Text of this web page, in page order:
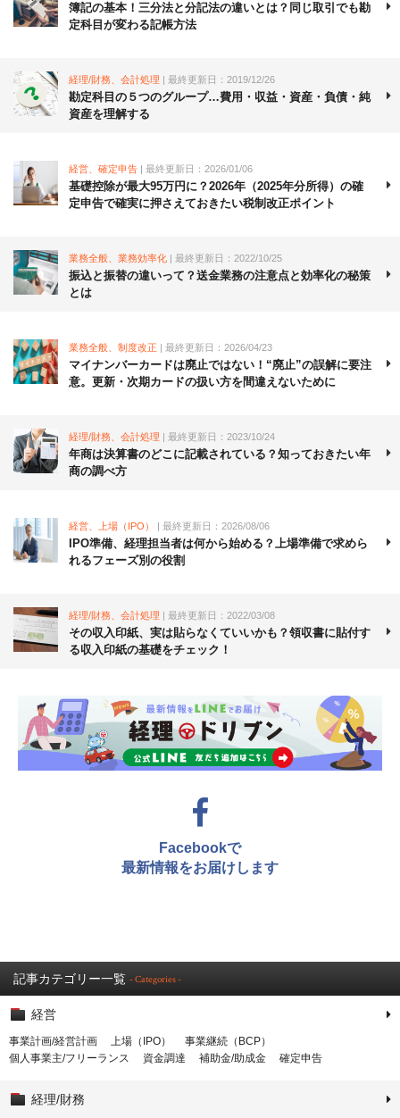
簿記の基本！三分法と分記法の違いとは？同じ取引でも勘
定科目が変わる記帳方法
経理/財務、会計処理 | 最終更新日：2019/12/26
勘定科目の５つのグループ…費用・収益・資産・負債・純
資産を理解する
経営、確定申告 | 最終更新日：2026/01/06
基礎控除が最大95万円に？2026年（2025年分所得）の確
定申告で確実に押さえておきたい税制改正ポイント
業務全般、業務効率化 | 最終更新日：2022/10/25
振込と振替の違いって？送金業務の注意点と効率化の秘策
とは
業務全般、制度改正 | 最終更新日：2026/04/23
マイナンバーカードは廃止ではない！“廃止”の誤解に要注
意。更新・次期カードの扱い方を間違えないために
経理/財務、会計処理 | 最終更新日：2023/10/24
年商は決算書のどこに記載されている？知っておきたい年
商の調べ方
経営、上場（IPO） | 最終更新日：2026/08/06
IPO準備、経理担当者は何から始める？上場準備で求めら
れるフェーズ別の役割
経理/財務、会計処理 | 最終更新日：2022/03/08
その収入印紙、実は貼らなくていいかも？領収書に貼付す
る収入印紙の基礎をチェック！
Facebookで
最新情報をお届けします
記事カテゴリー一覧 - Categories -
経営
事業計画/経営計画 上場（IPO）
事業継続（BCP）
個人事業主/フリーランス
資金調達 補助金/助成金 確定申告
経理/財務